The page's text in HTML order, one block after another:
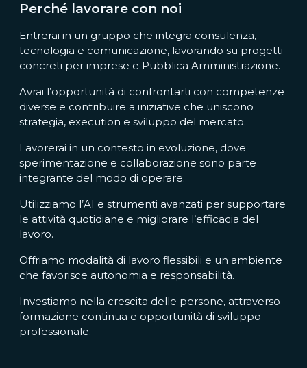
Perché lavorare con noi
Entrerai in un gruppo che integra consulenza,
tecnologia e comunicazione, lavorando su progetti
concreti per imprese e Pubblica Amministrazione.
Avrai l’opportunità di confrontarti con competenze
diverse e contribuire a iniziative che uniscono
strategia, execution e sviluppo del mercato.
Lavorerai in un contesto in evoluzione, dove
sperimentazione e collaborazione sono parte
integrante del modo di operare.
Utilizziamo l’AI e strumenti avanzati per supportare
le attività quotidiane e migliorare l’efficacia del
lavoro.
Offriamo modalità di lavoro flessibili e un ambiente
che favorisce autonomia e responsabilità.
Investiamo nella crescita delle persone, attraverso
formazione continua e opportunità di sviluppo
professionale.